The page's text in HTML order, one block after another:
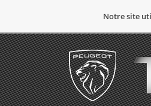
Notre site